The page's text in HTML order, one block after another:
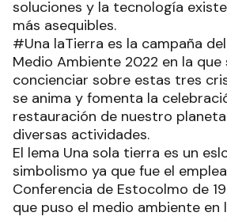
soluciones y la tecnología
más asequibles.
#Una laTierra es la campaña
Medio Ambiente 2022 en la
concienciar sobre estas tres
se anima y fomenta la
restauración de nuestro
diversas actividades.
El lema Una sola tierra es un
simbolismo ya que fue el
Conferencia de Estocolmo de
que puso el medio ambiente en